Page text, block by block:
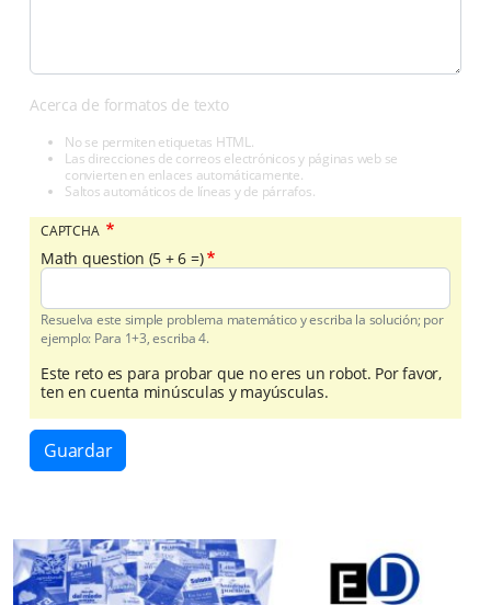
Acerca de formatos de texto
No se permiten etiquetas HTML.
Las direcciones de correos electrónicos y páginas web se
convierten en enlaces automáticamente.
Saltos automáticos de líneas y de párrafos.
CAPTCHA
Math question (5 + 6 =)
Resuelva este simple problema matemático y escriba la solución; por
ejemplo: Para 1+3, escriba 4.
Este reto es para probar que no eres un robot. Por favor,
ten en cuenta minúsculas y mayúsculas.
Guardar